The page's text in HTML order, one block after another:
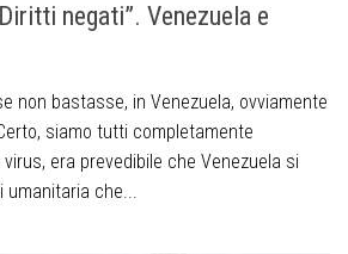
negati”. Venezuela e
non bastasse, in Venezuela, ovviamente
siamo tutti completamente
era prevedibile che Venezuela si
umanitaria che...